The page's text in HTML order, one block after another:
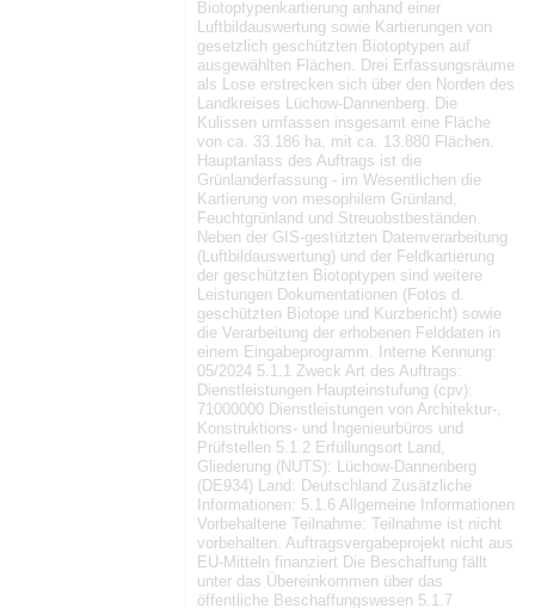
Biotoptypenkartierung anhand einer
Luftbildauswertung sowie Kartierungen von
gesetzlich geschützten Biotoptypen auf
ausgewählten Flächen. Drei Erfassungsräume
als Lose erstrecken sich über den Norden des
Landkreises Lüchow-Dannenberg. Die
Kulissen umfassen insgesamt eine Fläche
von ca. 33.186 ha, mit ca. 13.880 Flächen.
Hauptanlass des Auftrags ist die
Grünlanderfassung - im Wesentlichen die
Kartierung von mesophilem Grünland,
Feuchtgrünland und Streuobstbeständen.
Neben der GIS-gestützten Datenverarbeitung
(Luftbildauswertung) und der Feldkartierung
der geschützten Biotoptypen sind weitere
Leistungen Dokumentationen (Fotos d.
geschützten Biotope und Kurzbericht) sowie
die Verarbeitung der erhobenen Felddaten in
einem Eingabeprogramm. Interne Kennung:
05/2024 5.1.1 Zweck Art des Auftrags:
Dienstleistungen Haupteinstufung (cpv):
71000000 Dienstleistungen von Architektur-,
Konstruktions- und Ingenieurbüros und
Prüfstellen 5.1.2 Erfüllungsort Land,
Gliederung (NUTS): Lüchow-Dannenberg
(DE934) Land: Deutschland Zusätzliche
Informationen: 5.1.6 Allgemeine Informationen
Vorbehaltene Teilnahme: Teilnahme ist nicht
vorbehalten. Auftragsvergabeprojekt nicht aus
EU-Mitteln finanziert Die Beschaffung fällt
unter das Übereinkommen über das
öffentliche Beschaffungswesen 5.1.7